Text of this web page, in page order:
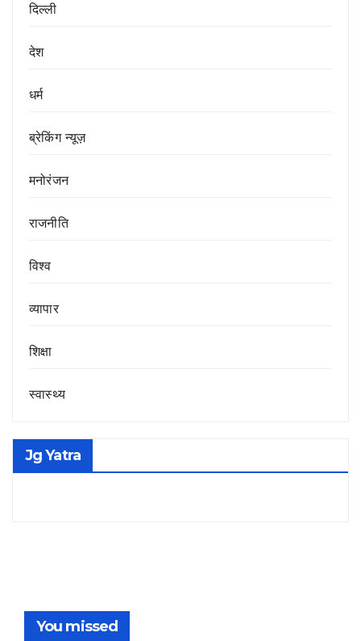
दिल्ली
देश
धर्म
ब्रेकिंग न्यूज़
मनोरंजन
राजनीति
विश्व
व्यापार
शिक्षा
स्वास्थ्य
Jg Yatra
You missed